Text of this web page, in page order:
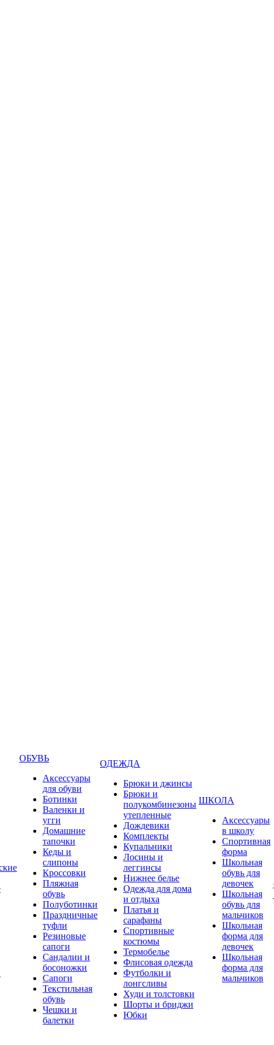
ОБУВЬ
Аксессуары
для обуви
Ботинки
Валенки и
угги
Домашние
тапочки
Кеды и
слипоны
Кроссовки
Пляжная
обувь
Полуботинки
Праздничные
туфли
Резиновые
сапоги
Сандалии и
босоножки
Сапоги
Текстильная
обувь
Чешки и
балетки
ОДЕЖДА
Брюки и джинсы
Брюки и
полукомбинезоны
утепленные
Дождевики
Комплекты
Купальники
Лосины и
леггинсы
Нижнее белье
Одежда для дома
и отдыха
Платья и
сарафаны
Спортивные
костюмы
Термобелье
Флисовая одежда
Футболки и
лонгсливы
Худи и толстовки
Шорты и бриджи
Юбки
ШКОЛА
Аксессуары
в школу
Спортивная
форма
Школьная
обувь для
девочек
Школьная
обувь для
мальчиков
Школьная
форма для
девочек
Школьная
форма для
мальчиков